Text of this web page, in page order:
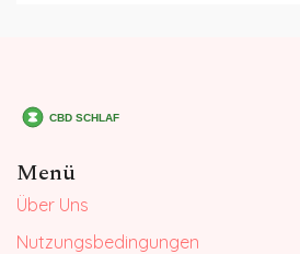
Menü
Über Uns
Nutzungsbedingungen